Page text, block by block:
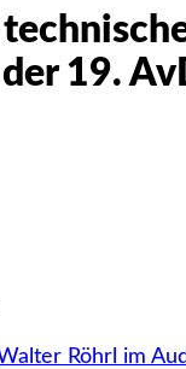
19.
Röhrl im